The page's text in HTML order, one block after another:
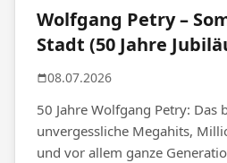
Wolfgang Petry –
Stadt (50 Jahre
08.07.2026
50 Jahre Wolfgang Petry: Das
unvergessliche Megahits,
und vor allem ganze